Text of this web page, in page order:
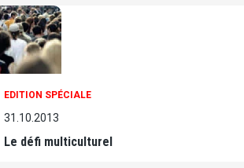
EDITION SPÉCIALE
31.10.2013
Le défi multiculturel